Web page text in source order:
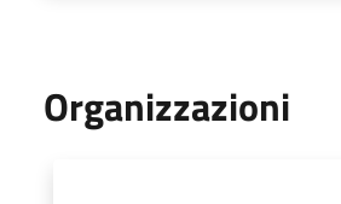
Organizzazioni